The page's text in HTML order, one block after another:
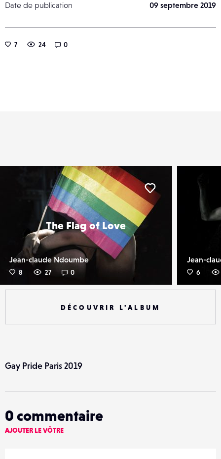
Date de publication
09 septembre 2019
7 24 0
The Flag of Love
Jean-claude Ndoumbe
8 27 0
Jean-
6
DÉCOUVRIR L'ALBUM
Gay Pride Paris 2019
0 commentaire
AJOUTER LE VÔTRE